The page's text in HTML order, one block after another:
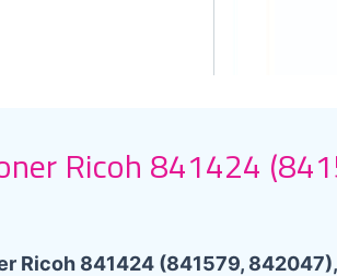
Ricoh 841424
Ricoh 841424 (841579,